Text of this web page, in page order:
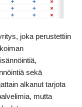
joka perustettiin
sekä
alkanut tarjota
mutta